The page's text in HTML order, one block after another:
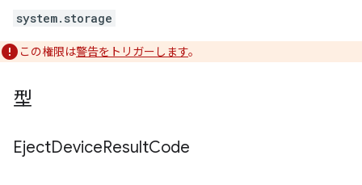
system.storage
この権限は警告をトリガーします。
型
EjectDeviceResultCode